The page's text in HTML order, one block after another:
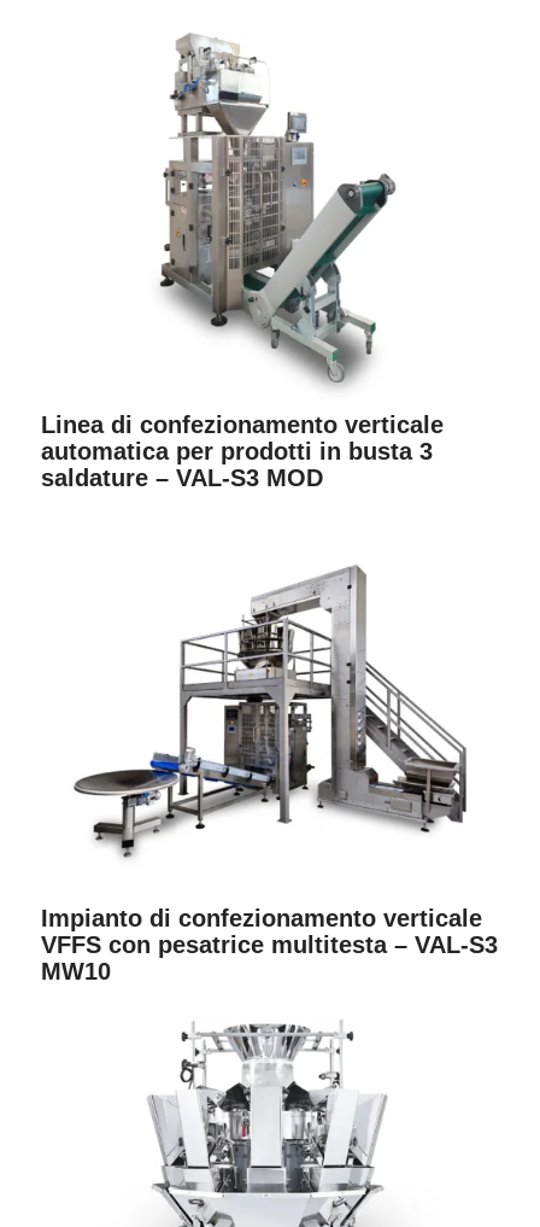
Linea di confezionamento verticale
automatica per prodotti in busta 3
saldature – VAL-S3 MOD
Impianto di confezionamento verticale
VFFS con pesatrice multitesta – VAL-S3
MW10